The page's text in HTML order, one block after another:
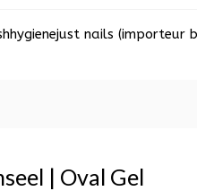
hygienejust nails (importeur
| Oval Gel